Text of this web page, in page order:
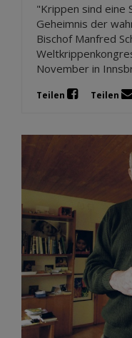
"Krippen sind eine
Geheimnis der
Bischof Manfred
November in
Teilen Teilen